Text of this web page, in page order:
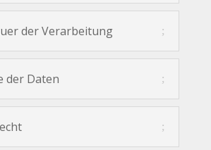
der Verarbeitung
der Daten